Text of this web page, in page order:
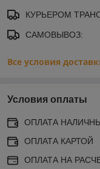
КУРЬЕРОМ
САМОВЫВОЗ:
Все условия
Условия оплаты
ОПЛАТА
ОПЛАТА КАРТОЙ
ОПЛАТА НА